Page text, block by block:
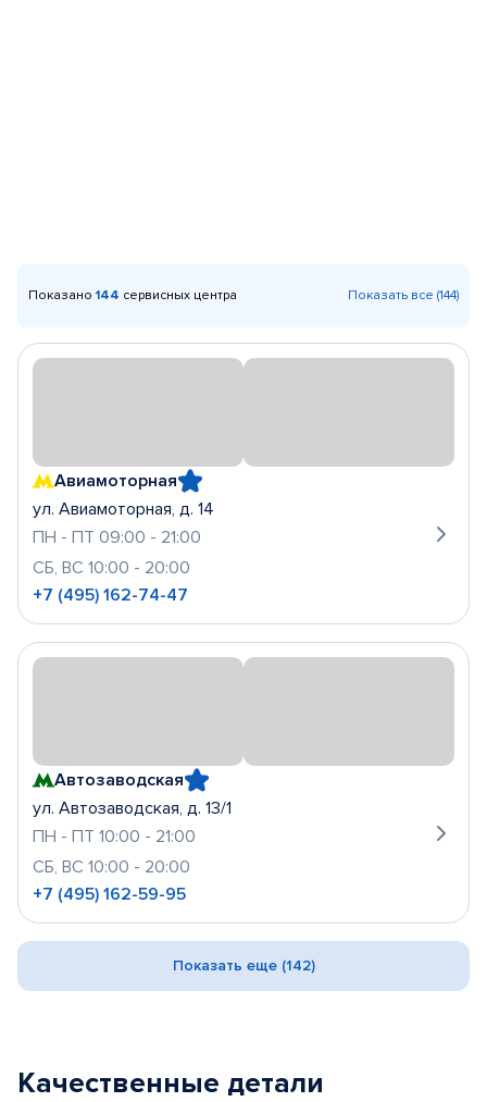
Показано 144 сервисных центра Показать все (144)
Авиамоторная
ул. Авиамоторная, д. 14
ПН - ПТ 09:00 - 21:00
СБ, ВС 10:00 - 20:00
+7 (495) 162-74-47
Автозаводская
ул. Автозаводская, д. 13/1
ПН - ПТ 10:00 - 21:00
СБ, ВС 10:00 - 20:00
+7 (495) 162-59-95
Показать еще (142)
Качественные детали